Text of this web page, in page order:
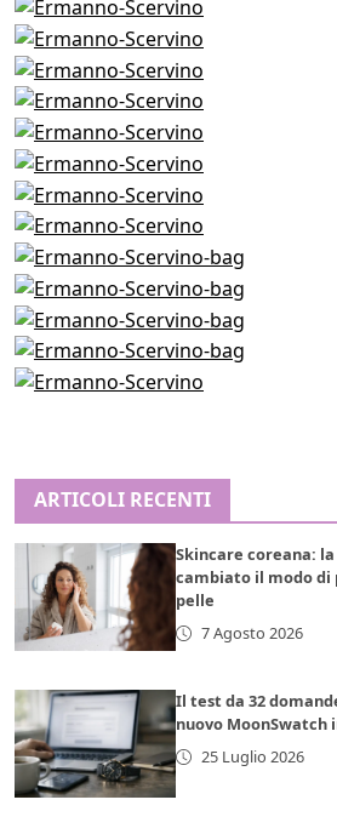
ARTICOLI RECENTI
Skincare coreana:
cambiato il modo di
pelle
7 Agosto 2026
Il test da 32
nuovo MoonSwatch
25 Luglio 2026